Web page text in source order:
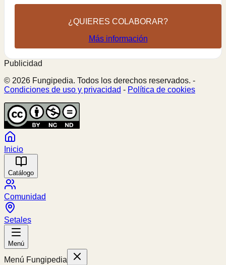
¿QUIERES COLABORAR?
Más información
Publicidad
© 2026 Fungipedia. Todos los derechos reservados. -
Condiciones de uso y privacidad - Política de cookies
Inicio
Catálogo
Comunidad
Setales
Menú
Menú Fungipedia